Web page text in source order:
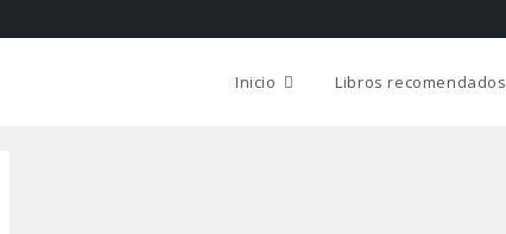
Inicio Libros recomendados